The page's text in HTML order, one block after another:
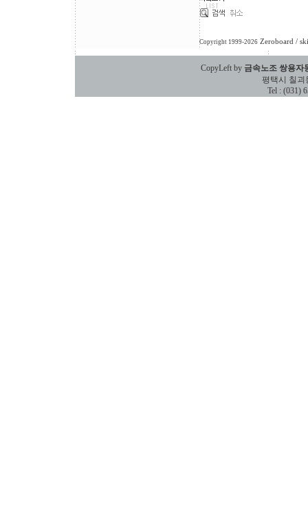
Copyright 1999-2026 Zeroboard /
CopyLeft by 금속노조 쌍용자
평택시 칠괴동
Tel : (031)